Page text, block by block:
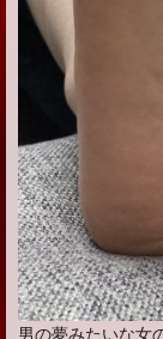
男の夢みたいな女